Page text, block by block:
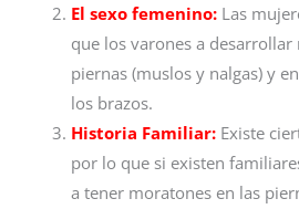
El sexo femenino: Las
que los varones a
piernas (muslos y nalgas) y
los brazos.
Historia Familiar: Existe
por lo que si existen
a tener moratones en las